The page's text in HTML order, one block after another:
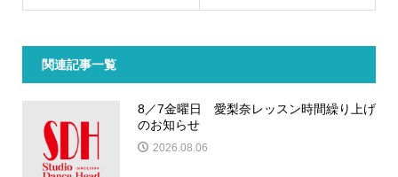
関連記事一覧
8／7金曜日 愛梨奈レッスン時間繰り上げ
のお知らせ
2026.08.06